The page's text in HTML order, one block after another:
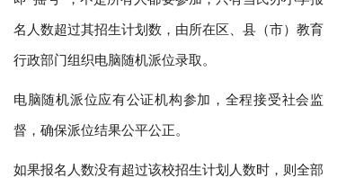
名人数超过其招生计划数，由所在区、县（市）教育
行政部门组织电脑随机派位录取。
电脑随机派位应有公证机构参加，全程接受社会监
督，确保派位结果公平公正。
如果报名人数没有超过该校招生计划人数时，则全部